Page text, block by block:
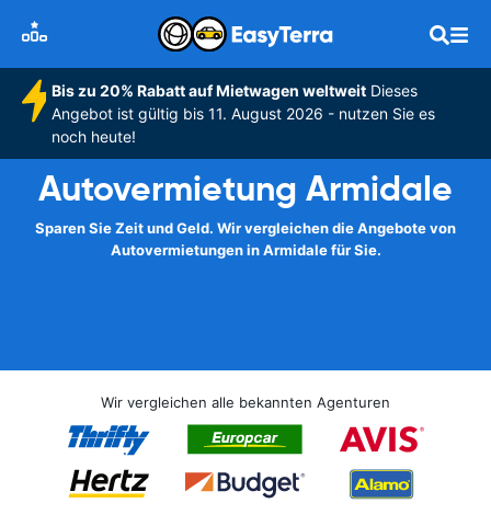
Bis zu 20% Rabatt auf Mietwagen weltweitDieses
Angebot ist gültig bis 11. August 2026 - nutzen Sie es
noch heute!
Autovermietung Armidale
Sparen Sie Zeit und Geld. Wir vergleichen die Angebote von
Autovermietungen in Armidale für Sie.
Wir vergleichen alle bekannten Agenturen